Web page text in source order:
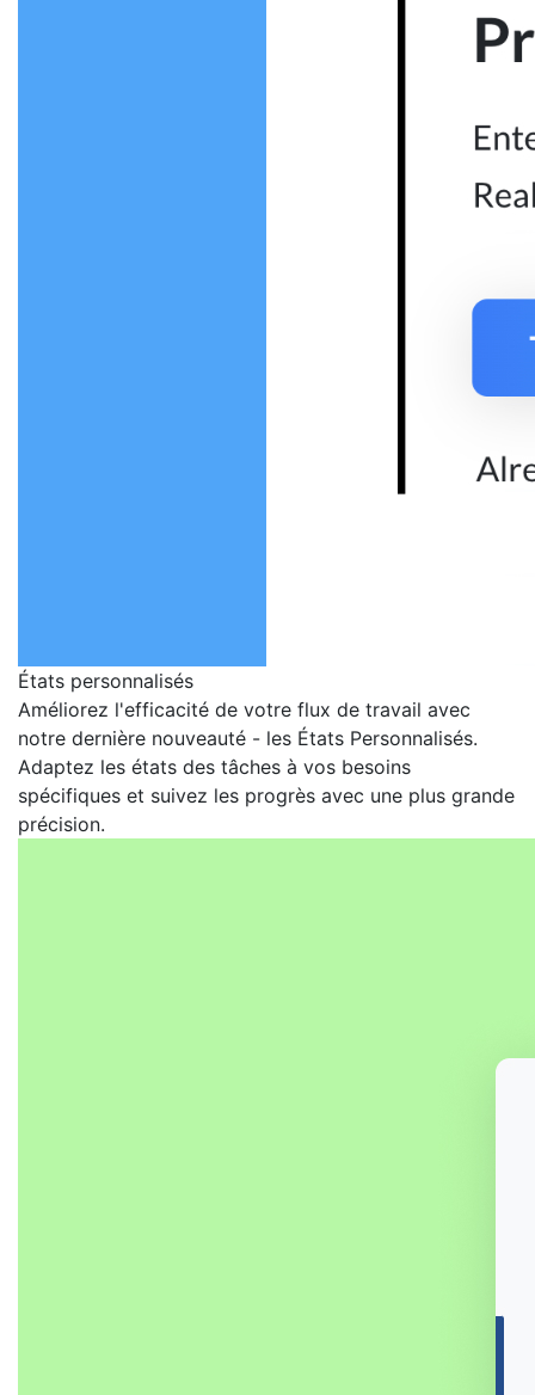
États personnalisés
Améliorez l'efficacité de votre flux de travail avec
notre dernière nouveauté - les États Personnalisés.
Adaptez les états des tâches à vos besoins
spécifiques et suivez les progrès avec une plus grande
précision.